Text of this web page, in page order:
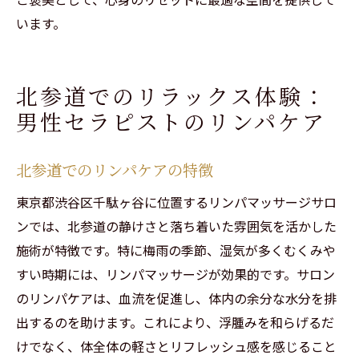
います。
北参道でのリラックス体験：
男性セラピストのリンパケア
北参道でのリンパケアの特徴
東京都渋谷区千駄ヶ谷に位置するリンパマッサージサロ
ンでは、北参道の静けさと落ち着いた雰囲気を活かした
施術が特徴です。特に梅雨の季節、湿気が多くむくみや
すい時期には、リンパマッサージが効果的です。サロン
のリンパケアは、血流を促進し、体内の余分な水分を排
出するのを助けます。これにより、浮腫みを和らげるだ
けでなく、体全体の軽さとリフレッシュ感を感じること
ご予約はこちらから
ご予約はこちらから